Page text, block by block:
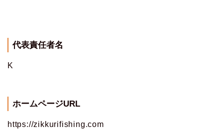
代表責任者名
K
ホームページURL
https://zikkurifishing.com